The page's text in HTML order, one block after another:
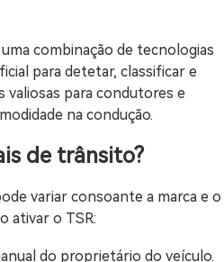
combinação de tecnologias
para detetar, classificar e
para condutores e
na condução.
de trânsito?
variar consoante a marca e o
ativar o TSR:
do proprietário do veículo.